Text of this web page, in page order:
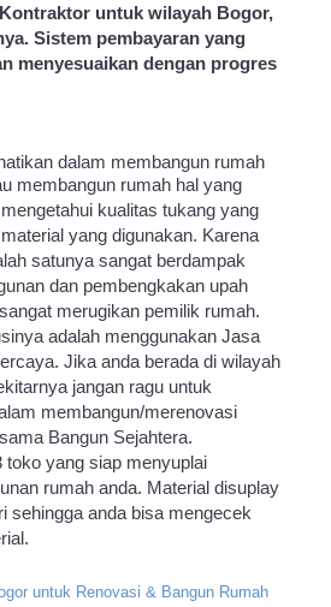
untuk wilayah Bogor,
Sistem pembayaran yang
menyesuaikan dengan progres
dalam membangun rumah
membangun rumah hal yang
kualitas tukang yang
yang digunakan. Karena
satunya sangat berdampak
dan pembengkakan upah
merugikan pemilik rumah.
adalah menggunakan Jasa
Jika anda berada di wilayah
jangan ragu untuk
membangun/merenovasi
Bangun Sejahtera.
toko yang siap menyuplai
rumah anda. Material disuplay
sehingga anda bisa mengecek
untuk Renovasi & Bangun Rumah